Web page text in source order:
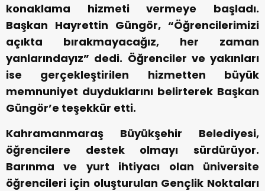
konaklama hizmeti vermeye başladı.
Başkan Hayrettin Güngör, “Öğrencilerimizi
açıkta bırakmayacağız, her zaman
yanlarındayız” dedi. Öğrenciler ve yakınları
ise gerçekleştirilen hizmetten büyük
memnuniyet duyduklarını belirterek Başkan
Güngör’e teşekkür etti.
Kahramanmaraş Büyükşehir Belediyesi,
öğrencilere destek olmayı sürdürüyor.
Barınma ve yurt ihtiyacı olan üniversite
öğrencileri için oluşturulan Gençlik Noktaları